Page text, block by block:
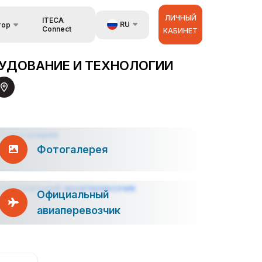
ITECA
Connect
RU
EN
ЛИЧНЫЙ
КАБИНЕТ
И ТЕХНОЛОГИИ
Фотогалерея
Официальный
авиаперевозчик